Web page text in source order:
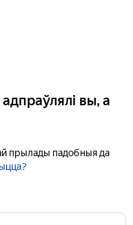
вы, а
прылады падобныя да